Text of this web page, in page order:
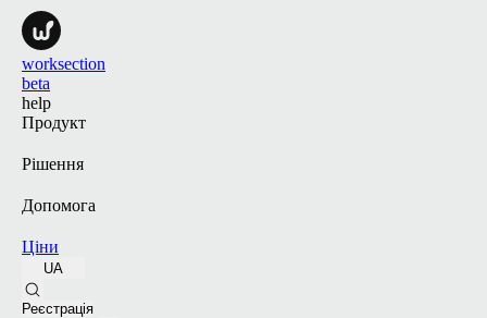
worksection
beta
help
Продукт
Рішення
Допомога
Ціни
UA
Реєстрація